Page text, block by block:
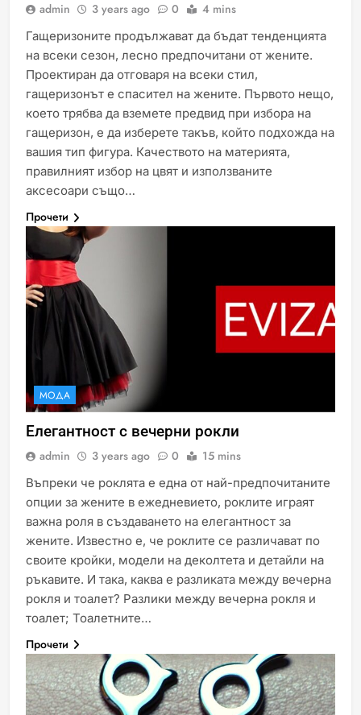
admin 3 years ago 0 4 mins
Гащеризоните продължават да бъдат тенденцията
на всеки сезон, лесно предпочитани от жените.
Проектиран да отговаря на всеки стил,
гащеризонът е спасител на жените. Първото нещо,
което трябва да вземете предвид при избора на
гащеризон, е да изберете такъв, който подхожда на
вашия тип фигура. Качеството на материята,
правилният избор на цвят и използваните
аксесоари също…
Прочети
МОДА
Елегантност с вечерни рокли
admin 3 years ago 0 15 mins
Въпреки че роклята е една от най-предпочитаните
опции за жените в ежедневието, роклите играят
важна роля в създаването на елегантност за
жените. Известно е, че роклите се различават по
своите кройки, модели на деколтета и детайли на
ръкавите. И така, каква е разликата между вечерна
рокля и тоалет? Разлики между вечерна рокля и
тоалет; Тоалетните…
Прочети